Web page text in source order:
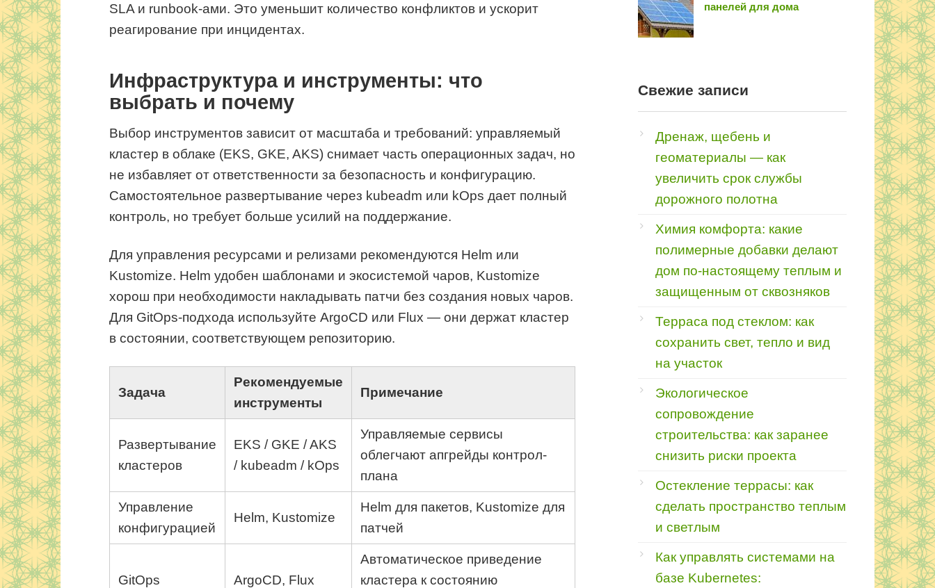
SLA и runbook-ами. Это уменьшит количество конфликтов и ускорит
реагирование при инцидентах.
Инфраструктура и инструменты: что
выбрать и почему
Выбор инструментов зависит от масштаба и требований: управляемый
кластер в облаке (EKS, GKE, AKS) снимает часть операционных задач, но
не избавляет от ответственности за безопасность и конфигурацию.
Самостоятельное развертывание через kubeadm или kOps дает полный
контроль, но требует больше усилий на поддержание.
Для управления ресурсами и релизами рекомендуются Helm или
Kustomize. Helm удобен шаблонами и экосистемой чаров, Kustomize
хорош при необходимости накладывать патчи без создания новых чаров.
Для GitOps-подхода используйте ArgoCD или Flux — они держат кластер
в состоянии, соответствующем репозиторию.
Задача
Рекомендуемые
инструменты
Примечание
Развертывание
кластеров
EKS / GKE / AKS
/ kubeadm / kOps
Управляемые сервисы
облегчают апгрейды контрол-
плана
Управление
конфигурацией
Helm, Kustomize
Helm для пакетов, Kustomize для
патчей
GitOps ArgoCD, Flux
Автоматическое приведение
кластера к состоянию
панелей для дома
Свежие записи
Дренаж, щебень и
геоматериалы — как
увеличить срок службы
дорожного полотна
Химия комфорта: какие
полимерные добавки делают
дом по-настоящему теплым и
защищенным от сквозняков
Терраса под стеклом: как
сохранить свет, тепло и вид
на участок
Экологическое
сопровождение
строительства: как заранее
снизить риски проекта
Остекление террасы: как
сделать пространство теплым
и светлым
Как управлять системами на
базе Kubernetes: